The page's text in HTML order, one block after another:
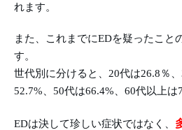
れます。
また、これまでにEDを疑ったこと
す。
世代別に分けると、20代は26.8％
52.7%、50代は66.4%、60代以上は
EDは決して珍しい症状ではなく、